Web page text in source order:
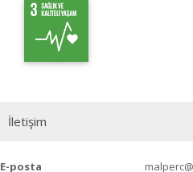
İletişim
E-posta